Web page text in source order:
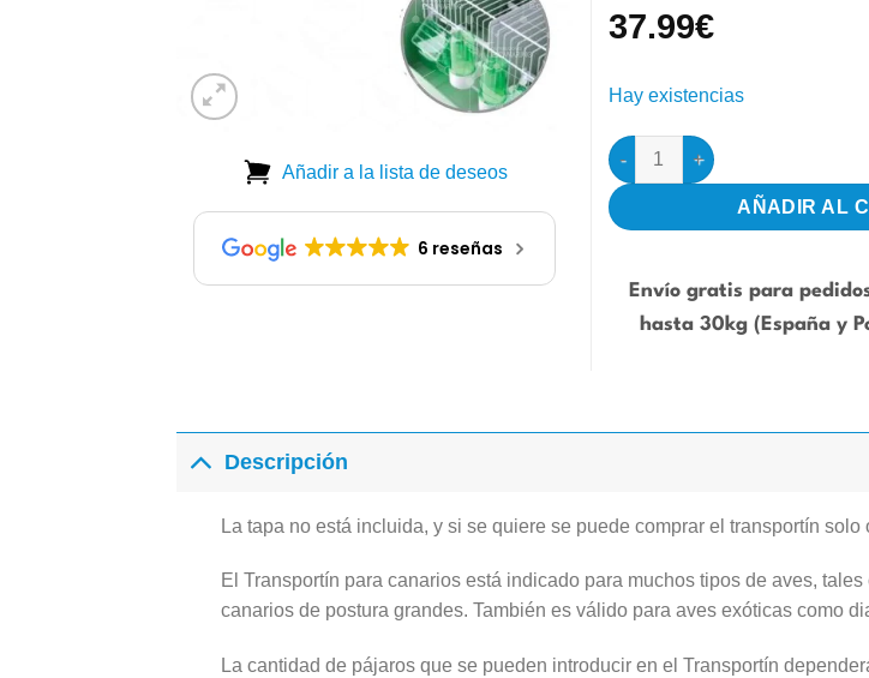
Añadir a la lista de deseos
6 reseñas
37.99€
Hay existencias
Transportin tipo Tino Economy
AÑADIR AL
Envío gratis para
hasta 30kg (España y
Descripción
La tapa no está incluida, y si se quiere se puede comprar el transportín
El Transportín para canarios está indicado para muchos tipos de aves,
canarios de postura grandes. También es válido para aves exóticas como
La cantidad de pájaros que se pueden introducir en el Transportín